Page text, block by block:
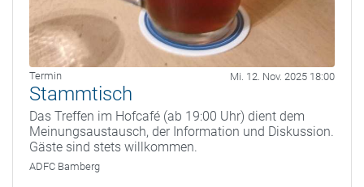
Termin Mi. 12. Nov. 2025 18:00
Stammtisch
Das Treffen im Hofcafé (ab 19:00 Uhr) dient dem
Meinungsaustausch, der Information und Diskussion.
Gäste sind stets willkommen.
ADFC Bamberg